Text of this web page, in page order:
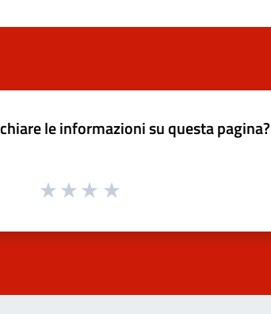
le informazioni su questa pagina?